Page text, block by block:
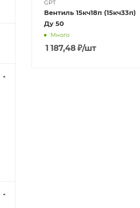
GPT
Вентиль 15кч18п (15кч33п)
Ду 50
Много
1 187,48 ₽/шт